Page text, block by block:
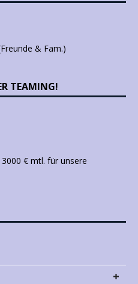
& Fam.)
TEAMING!
€ mtl. für unsere